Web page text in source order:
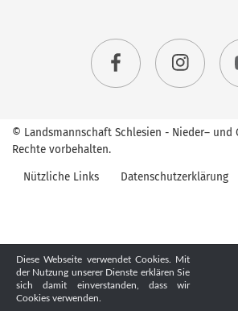
© Landsmannschaft Schlesien - Nieder– und
Rechte vorbehalten.
Nützliche Links
Datenschutzerklärung
Diese Webseite verwendet Cookies. Mit
der Nutzung unserer Dienste erklären Sie
sich damit einverstanden, dass wir
Cookies verwenden.